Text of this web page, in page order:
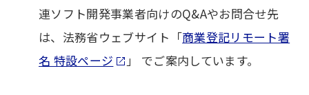
連ソフト開発事業者向けのQ&Aやお問合せ先
は、法務省ウェブサイト「商業登記リモート署
名 特設ページ
」 でご案内しています。